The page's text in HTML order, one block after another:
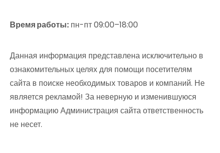
Время работы: пн-пт 09:00–18:00
Данная информация представлена исключительно в
ознакомительных целях для помощи посетителям
сайта в поиске необходимых товаров и компаний. Не
является рекламой! За неверную и изменившуюся
информацию Администрация сайта ответственность
не несет.